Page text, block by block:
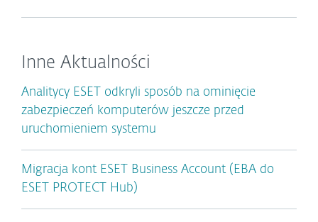
Inne Aktualności
Analitycy ESET odkryli sposób na ominięcie
zabezpieczeń komputerów jeszcze przed
uruchomieniem systemu
Migracja kont ESET Business Account (EBA do
ESET PROTECT Hub)